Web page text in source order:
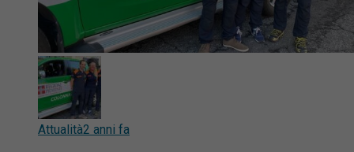
Attualità2 anni fa